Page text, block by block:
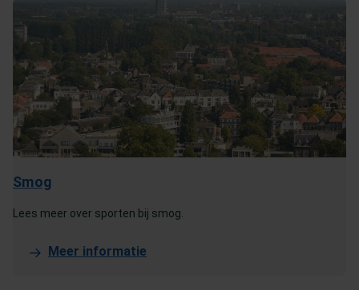
Smog
Lees meer over sporten bij smog.
Meer informatie